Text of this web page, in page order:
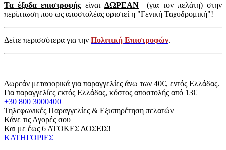
Τα έξοδα επιστροφής είναι ΔΩΡΕΑΝ (για τον πελάτη) στην
περίπτωση που ως αποστολέας οριστεί η "Γενική Ταχυδρομική"!
Δείτε περισσότερα για την Πολιτική Επιστροφών.
Δωρεάν μεταφορικά για παραγγελίες άνω των 40€, εντός Ελλάδας.
Για παραγγελίες εκτός Ελλάδας, κόστος αποστολής από 13€
+30 800 3000400
Τηλεφωνικές Παραγγελίες & Εξυπηρέτηση πελατών
Κάνε τις Αγορές σου
Και με έως 6 ΑΤΟΚΕΣ ΔΟΣΕΙΣ!
ΚΑΤΗΓΟΡΙΕΣ